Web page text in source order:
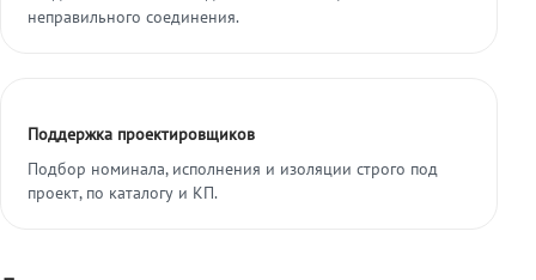
неправильного соединения.
Поддержка проектировщиков
Подбор номинала, исполнения и изоляции строго под
проект, по каталогу и КП.